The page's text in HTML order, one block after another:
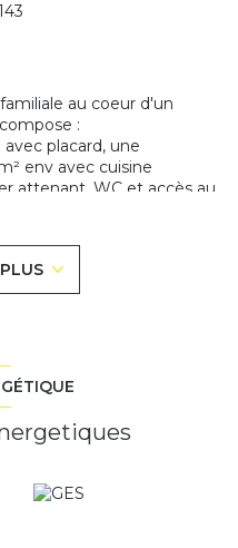
au coeur d'un
:
placard, une
env avec cuisine
attenant, WC et accès au
avec coin dressing et
et salle de bain pour
estimés en fonction des
et pour une utilisation
annuelles
usage standard est
compris)